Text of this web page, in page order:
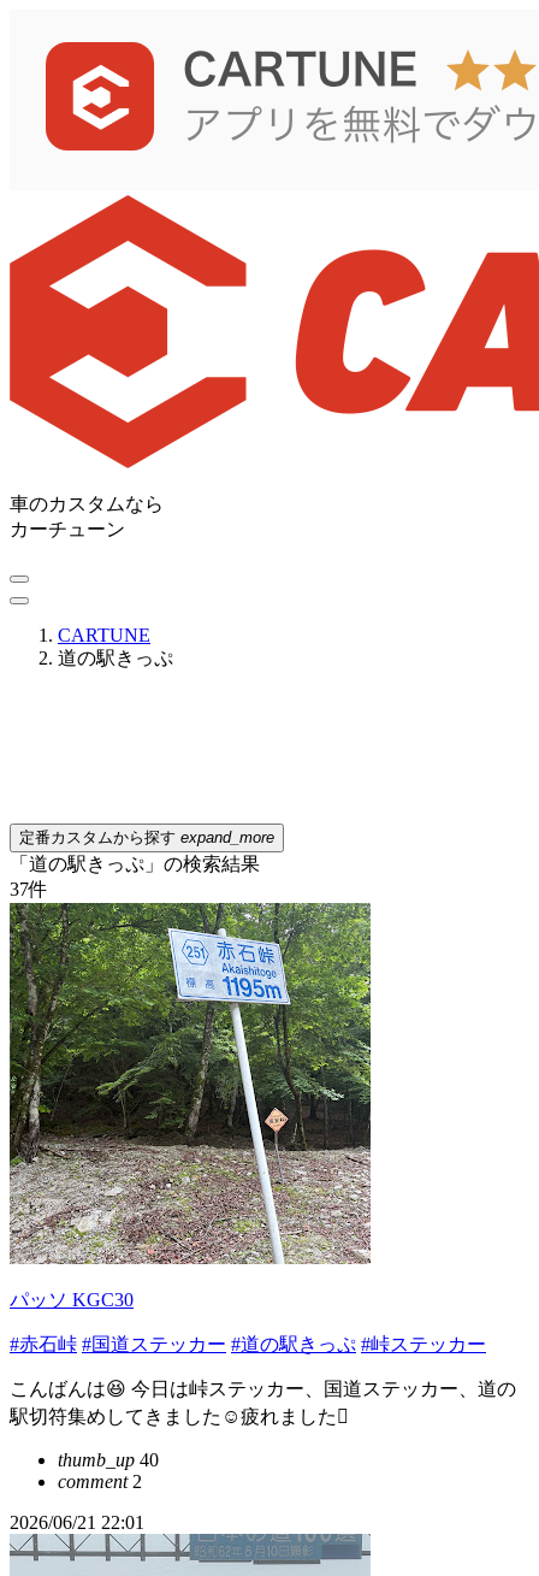
車のカスタムなら
カーチューン
CARTUNE
道の駅きっぷ
定番カスタムから探す expand_more
「道の駅きっぷ」の検索結果
37件
パッソ KGC30
#赤石峠 #国道ステッカー #道の駅きっぷ #峠ステッカー
こんばんは😆 今日は峠ステッカー、国道ステッカー、道の
駅切符集めしてきました☺️疲れました🫪
thumb_up 40
comment2
2026/06/21 22:01